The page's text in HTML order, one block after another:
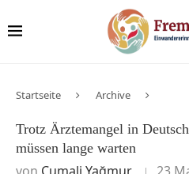
Startseite Archive
Trotz Ärztemangel in
müssen lange warten